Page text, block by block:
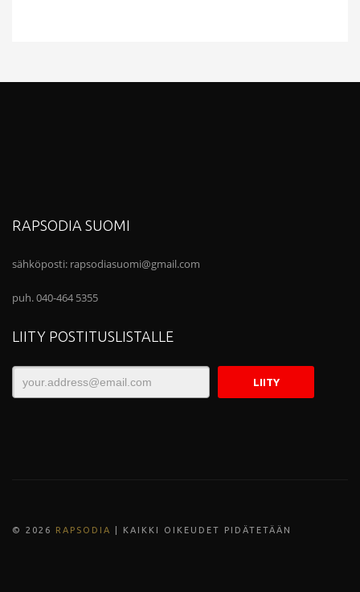
RAPSODIA SUOMI
sähköposti: rapsodiasuomi@gmail.com
puh. 040-464 5355
LIITY POSTITUSLISTALLE
© 202 6 RAPSODIA | KAIKKI OIKEUDET PIDÄTETÄÄN